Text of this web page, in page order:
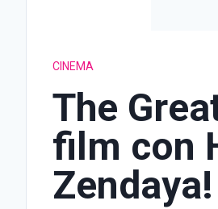
CINEMA
The
film con
Zendaya!